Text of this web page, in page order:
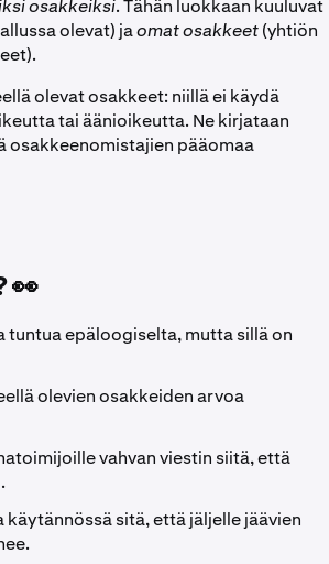
osakkeiksi. Tähän luokkaan kuuluvat
olevat) jaomat osakkeet(yhtiön
olevat osakkeet: niillä ei käydä
tai äänioikeutta. Ne kirjataan
osakkeenomistajien pääomaa
👀
epäloogiselta, mutta sillä on
olevien osakkeiden arvoa
vahvan viestin siitä, että
sitä, että jäljelle jäävien